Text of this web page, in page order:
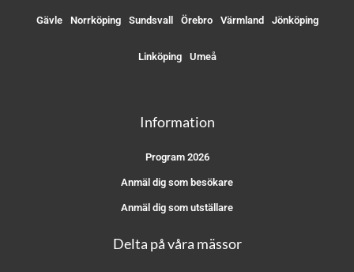
Gävle Norrköping Sundsvall Örebro Värmland Jönköping
Linköping Umeå
Information
Program 2026
Anmäl dig som besökare
Anmäl dig som utställare
Delta på våra mässor